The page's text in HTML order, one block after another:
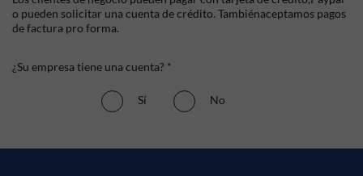
o pueden solicitar una cuenta de crédito. Tambiénaceptamos pagos
de factura pro forma.
¿Su empresa tiene una cuenta? *
Sí No